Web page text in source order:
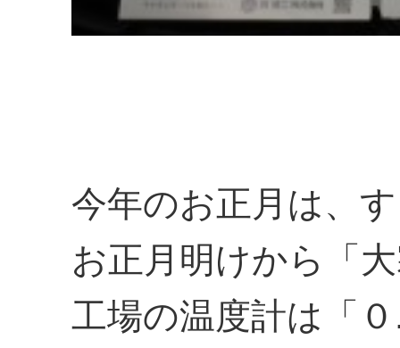
今年のお正月は、
お正月明けから「
工場の温度計は「